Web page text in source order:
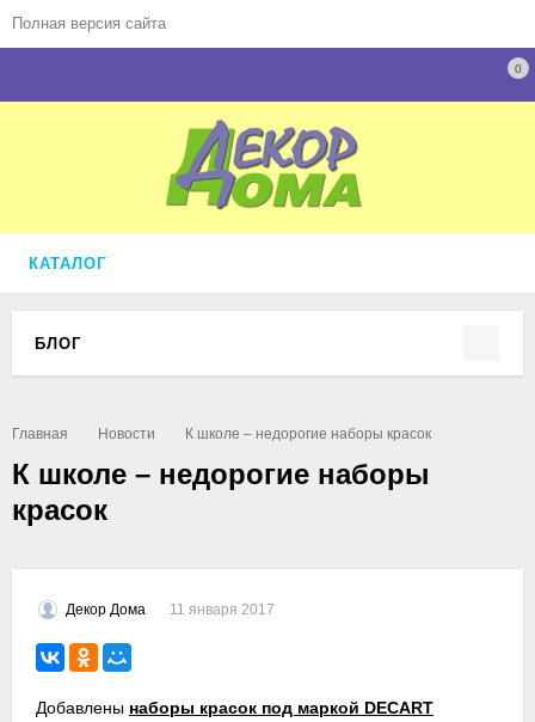
Полная версия сайта
0
КАТАЛОГ
Главная Новости К школе – недорогие наборы красок
К школе – недорогие наборы
красок
Декор Дома 11 января 2017
Добавлены наборы красок под маркой DECART
БЛОГ